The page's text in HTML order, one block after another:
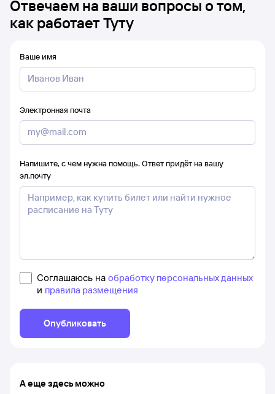
Отвечаем на ваши вопросы о том,
как работает Туту
Ваше имя
Электронная почта
Напишите, с чем нужна помощь. Ответ придёт на вашу
эл.почту
Соглашаюсь на обработку персональных данных
и правила размещения
Опубликовать
А еще здесь можно